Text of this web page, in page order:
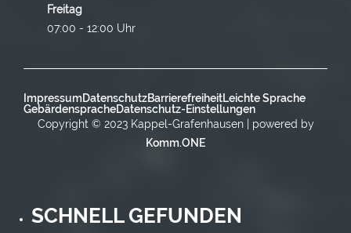
Freitag
07:00 - 12:00 Uhr
ImpressumDatenschutzBarrierefreiheitLeichte Sprache
GebärdenspracheDatenschutz-Einstellungen
Copyright © 2023 Kappel-Grafenhausen | powered by
Komm.ONE
SCHNELL GEFUNDEN